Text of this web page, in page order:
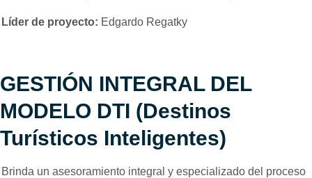
Líder de proyecto: Edgardo Regatky
GESTIÓN INTEGRAL DEL
MODELO DTI (Destinos
Turísticos Inteligentes)
Brinda un asesoramiento integral y especializado del proceso